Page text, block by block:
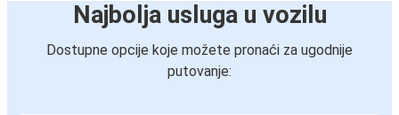
Najbolja usluga u vozilu
Dostupne opcije koje možete pronaći za ugodnije
putovanje: